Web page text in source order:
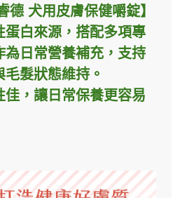
德 犬用皮膚保健嚼錠】
蛋白來源，搭配多項專
日常營養補充， 支持
毛髮狀態維持 。
佳，讓日常保養更容易